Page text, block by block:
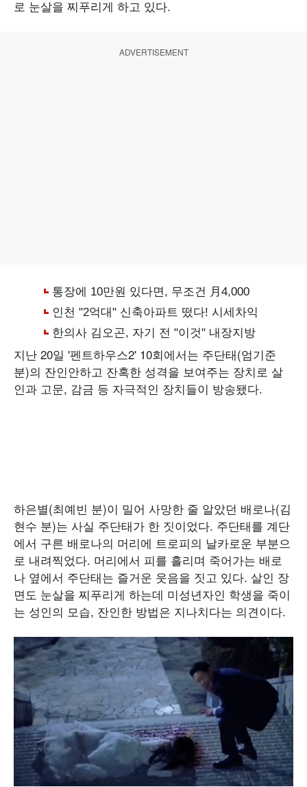
로 눈살을 찌푸리게 하고 있다.
ADVERTISEMENT
지난 20일 '펜트하우스2' 10회에서는 주단태(엄기준
분)의 잔인안하고 잔혹한 성격을 보여주는 장치로 살
인과 고문, 감금 등 자극적인 장치들이 방송됐다.
하은별(최예빈 분)이 밀어 사망한 줄 알았던 배로나(김
현수 분)는 사실 주단태가 한 짓이었다. 주단태를 계단
에서 구른 배로나의 머리에 트로피의 날카로운 부분으
로 내려찍었다. 머리에서 피를 흘리며 죽어가는 배로
나 옆에서 주단태는 즐거운 웃음을 짓고 있다. 살인 장
면도 눈살을 찌푸리게 하는데 미성년자인 학생을 죽이
는 성인의 모습, 잔인한 방법은 지나치다는 의견이다.